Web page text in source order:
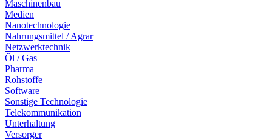
Maschinenbau
Medien
Nanotechnologie
Nahrungsmittel / Agrar
Netzwerktechnik
Öl / Gas
Pharma
Rohstoffe
Software
Sonstige Technologie
Telekommunikation
Unterhaltung
Versorger